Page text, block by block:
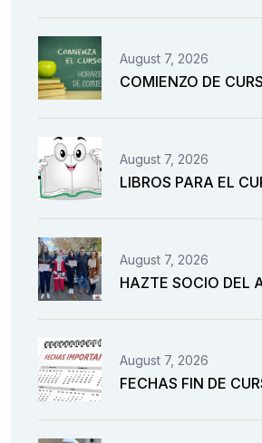
August 7, 2026
COMIENZO DE
August 7, 2026
LIBROS PARA EL
August 7, 2026
HAZTE SOCIO DEL
August 7, 2026
FECHAS FIN DE